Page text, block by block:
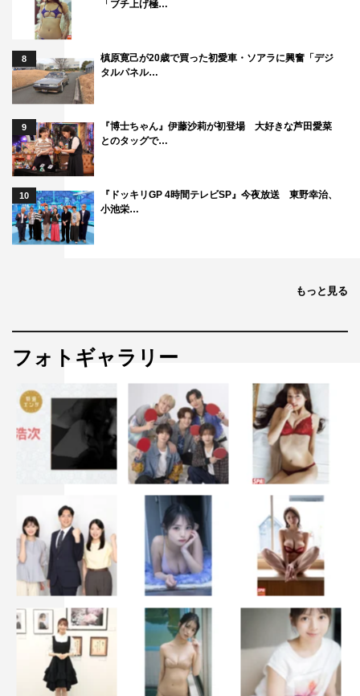
私も今日、映画を見させて頂いて、本当に楽しかったで
す。日本でも1人でも多くの人に『ワンダーウーマン』観
ていただけるように頑張ります。
■衛藤美彩
『ワンダーウーマン』のように、私たちの中にも愛と勇気
の強さがあって欲しいなと純粋に思いました。今回、アン
バサダーとしてこの映画を応援し、イメージソングを歌わ
せていただくのはとても光栄なことだと思います。ワンダ
ーウーマンのように本気で取り組んでいきたいと思いま
す。
ワンダーウーマンは芯が強くて、何度も自分自身を奮いた
強いアンバサダーになれるようになりたいと思いました。
『ワンダーウーマン』
8月25日（金）全国ロードショー
監督：パティ・ジェンキンス
出演：ガル・ガドット、クリス・パイン
配給：ワーナー・ブラザース映画
©2017 WARNER BROS. ENTERTAINMENT INC.AND
RATPAC-DUNE ENTERTAINMENT LLC
「ブチ上げ極…
8
槙原寛己が20歳で買った初愛車・ソアラに興奮「デジ
タルパネル…
9
『博士ちゃん』伊藤沙莉が初登場 大好きな芦田愛菜
とのタッグで…
10
『ドッキリGP 4時間テレビSP』今夜放送 東野幸治、
小池栄…
もっと見る
フォトギャラリー